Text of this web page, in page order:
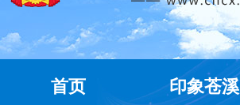
首页 印象苍溪